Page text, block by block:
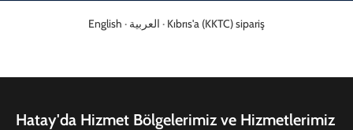
English · العربية · Kıbrıs'a (KKTC) sipariş
Hatay'da Hizmet Bölgelerimiz ve Hizmetlerimiz